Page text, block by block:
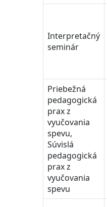
Interpretačný
seminár
Priebežná
pedagogická
prax z
vyučovania
spevu,
Súvislá
pedagogická
prax z
vyučovania
spevu